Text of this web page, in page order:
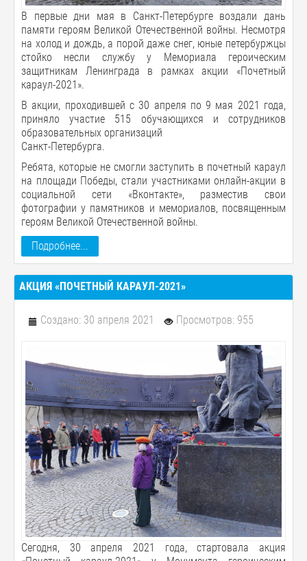
В первые дни мая в Санкт-Петербурге воздали дань
памяти героям Великой Отечественной войны. Несмотря
на холод и дождь, а порой даже снег, юные петербуржцы
стойко несли службу у Мемориала героическим
защитникам Ленинграда в рамках акции «Почетный
караул-2021».
В акции, проходившей с 30 апреля по 9 мая 2021 года,
приняло участие 515 обучающихся и сотрудников
образовательных организаций
Санкт-Петербурга.
Ребята, которые не смогли заступить в почетный караул
на площади Победы, стали участниками онлайн-акции в
социальной сети «Вконтакте», разместив свои
фотографии у памятников и мемориалов, посвященным
героям Великой Отечественной войны.
Подробнее...
АКЦИЯ «ПОЧЕТНЫЙ КАРАУЛ-2021»
Создано: 30 апреля 2021 Просмотров: 955
Сегодня, 30 апреля 2021 года, стартовала акция